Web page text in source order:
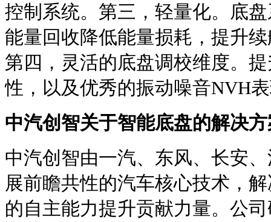
控制系统。第三，轻量化。底
能量回收降低能量损耗，提升
第四，灵活的底盘调校维度。
性，以及优秀的振动噪音NVH
中汽创智关于智能底盘的解决
中汽创智由一汽、东风、长安
展前瞻共性的汽车核心技术，
的自主能力提升贡献力量。公